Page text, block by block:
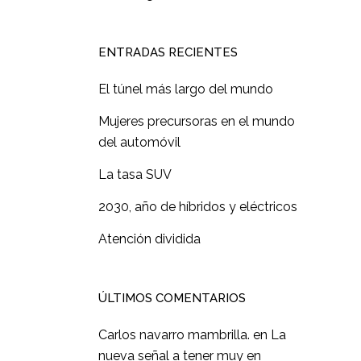
ENTRADAS RECIENTES
El túnel más largo del mundo
Mujeres precursoras en el mundo
del automóvil
La tasa SUV
2030, año de híbridos y eléctricos
Atención dividida
ÚLTIMOS COMENTARIOS
Carlos navarro mambrilla. en La
nueva señal a tener muy en